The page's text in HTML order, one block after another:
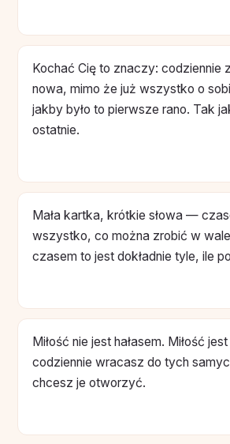
Kochać Cię to znaczy: codziennie
nowa, mimo że już wszystko o
jakby było to pierwsze rano. Tak
ostatnie.
Mała kartka, krótkie słowa —
wszystko, co można zrobić w
czasem to jest dokładnie tyle, ile
Miłość nie jest hałasem. Miłość
codziennie wracasz do tych
chcesz je otworzyć.